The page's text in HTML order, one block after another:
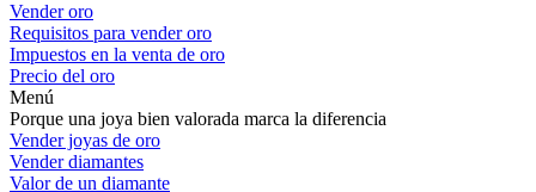
Vender oro
Requisitos para vender oro
Impuestos en la venta de oro
Precio del oro
Menú
Porque una joya bien valorada marca la diferencia
Vender joyas de oro
Vender diamantes
Valor de un diamante